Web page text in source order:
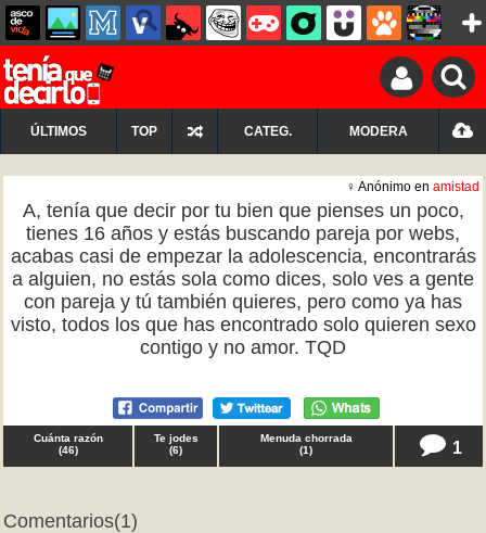
ÚLTIMOS TOP CATEG. MODERA
♀ Anónimo en amistad
A, tenía que decir por tu bien que pienses un poco,
tienes 16 años y estás buscando pareja por webs,
acabas casi de empezar la adolescencia, encontrarás
a alguien, no estás sola como dices, solo ves a gente
con pareja y tú también quieres, pero como ya has
visto, todos los que has encontrado solo quieren sexo
contigo y no amor. TQD
Cuánta razón
(46)
Te jodes
(6)
Menuda chorrada
(1) 1
Comentarios(1)